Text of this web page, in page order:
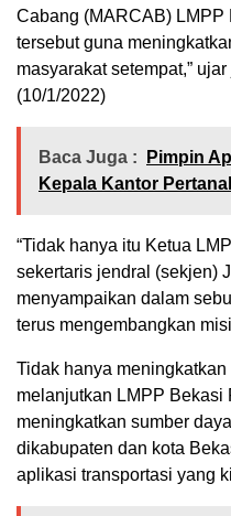
Cabang (MARCAB) LMPP
tersebut guna
masyarakat setempat,”
(10/1/2022)
Baca Juga :
Pimpin
Kepala Kantor
“Tidak hanya itu Ketua
sekertaris jendral (sekjen)
menyampaikan dalam
terus mengembangkan
Tidak hanya
melanjutkan LMPP
meningkatkan sumber
dikabupaten dan kota
aplikasi transportasi yang